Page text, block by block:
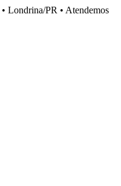
Londrina/PR • Atendemos